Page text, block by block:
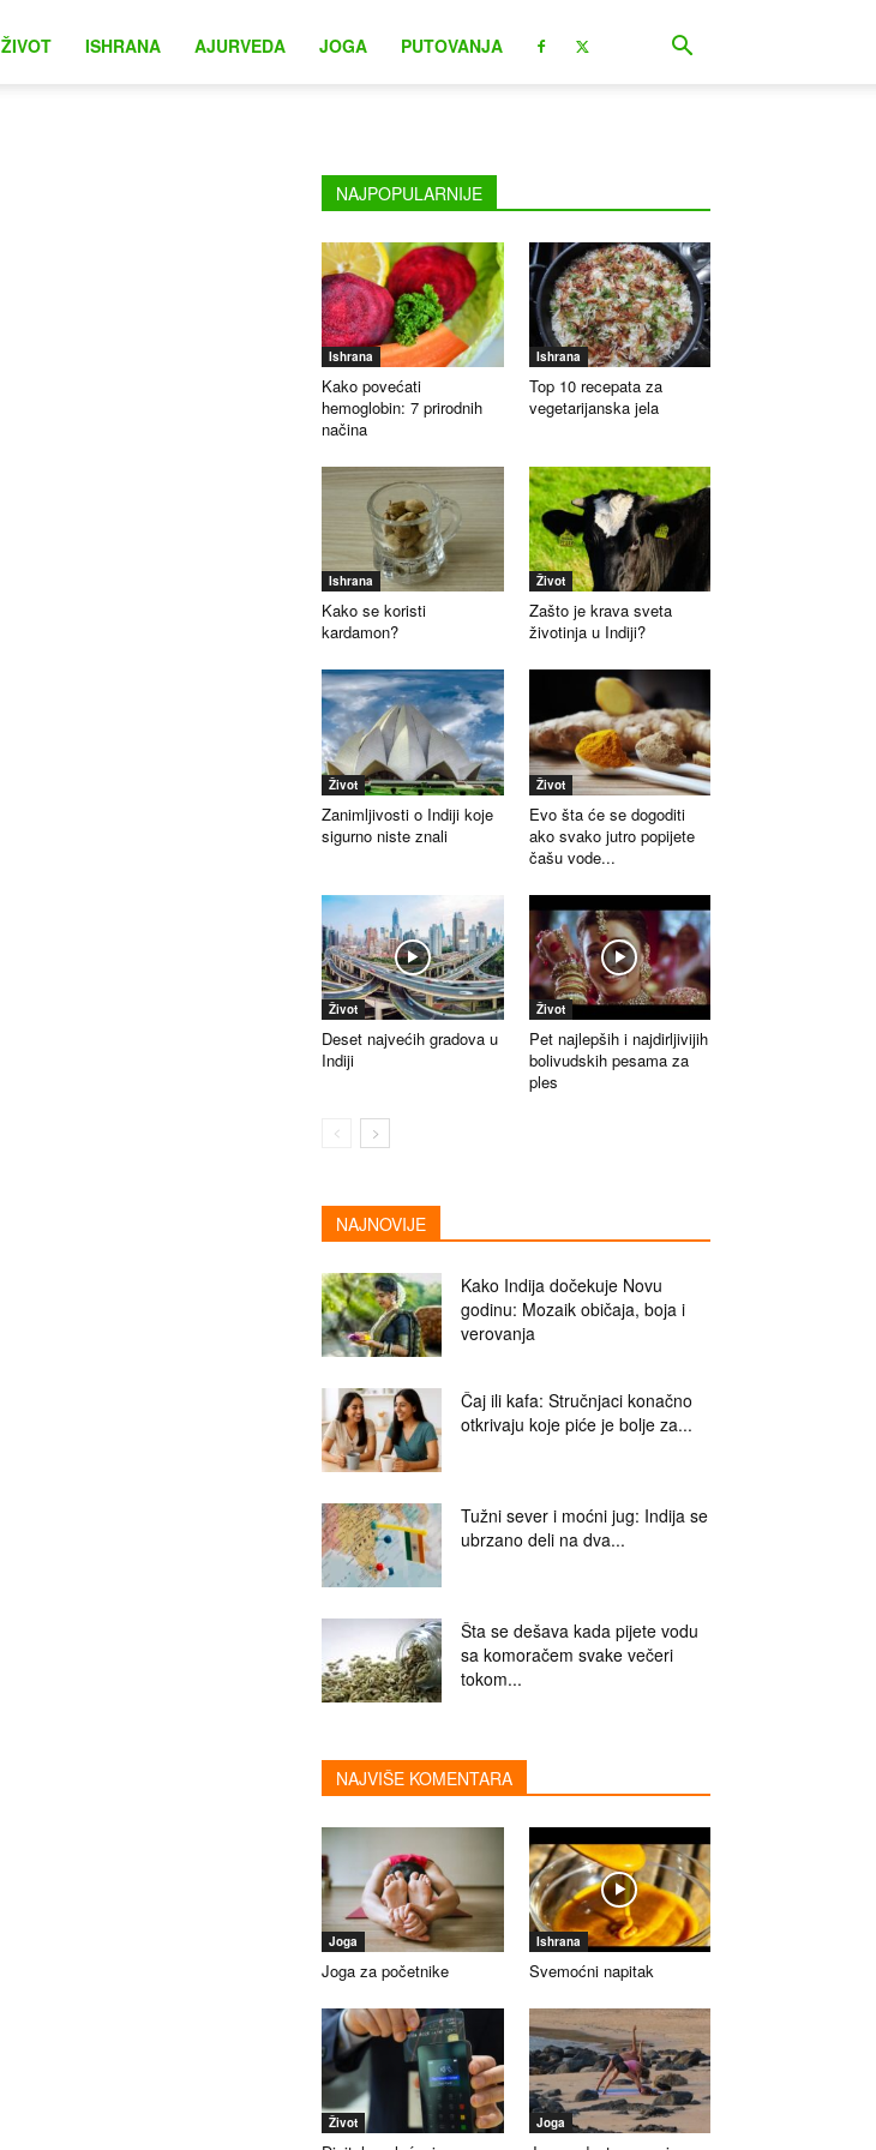
ŽIVOT ISHRANA AJURVEDA JOGA PUTOVANJA
NAJPOPULARNIJE
Ishrana
Kako povećati
hemoglobin: 7 prirodnih
načina
Ishrana
Top 10 recepata za
vegetarijanska jela
Ishrana
Kako se koristi
kardamon?
Život
Zašto je krava sveta
životinja u Indiji?
Život
Zanimljivosti o Indiji koje
sigurno niste znali
Život
Evo šta će se dogoditi
ako svako jutro popijete
čašu vode...
Život
Deset najvećih gradova u
Indiji
Život
Pet najlepših i najdirljivijih
bolivudskih pesama za
ples
NAJNOVIJE
Kako Indija dočekuje Novu
godinu: Mozaik običaja, boja i
verovanja
Čaj ili kafa: Stručnjaci konačno
otkrivaju koje piće je bolje za...
Tužni sever i moćni jug: Indija se
ubrzano deli na dva...
Šta se dešava kada pijete vodu
sa komoračem svake večeri
tokom...
NAJVIŠE KOMENTARA
Joga
Joga za početnike
Ishrana
Svemoćni napitak
Život Joga